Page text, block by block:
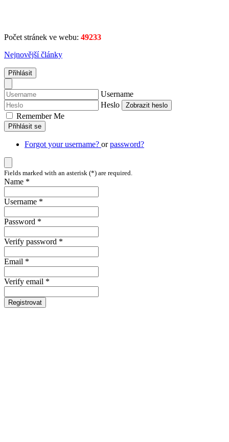
Počet stránek ve webu: 49233
Nejnovější články
Přihlásit
Username
Heslo
Zobrazit heslo
Remember Me
Přihlásit se
Forgot your username? orpassword?
Fields marked with an asterisk (*) are required.
Name *
Username *
Password *
Verify password *
Email *
Verify email *
Registrovat